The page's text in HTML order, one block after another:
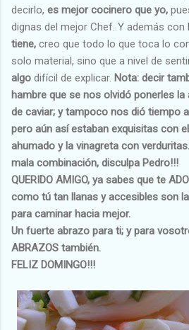
decirlo, es mejor cocinero que yo,
dignas del mejor Chef. Y además con
tiene, creo que todo lo que toca lo
solo material, sino que a nivel de
algo difícil de explicar. Nota: decir
hambre que se nos olvidó ponerles
de caviar; y tampoco nos dió tiempo
pero aún así estaban exquisitas con
ahumado y la vinagreta con
mala combinación, disculpa Pedro!!!
QUERIDO AMIGO, ya sabes que te
como tú tan llanas y accesibles son
para caminar hacia mejor.
Un fuerte abrazo para ti; y para
ABRAZOS también.
FELIZ DOMINGO!!!